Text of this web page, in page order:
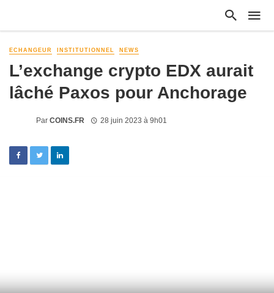
ECHANGEUR INSTITUTIONNEL NEWS
L’exchange crypto EDX aurait
lâché Paxos pour Anchorage
Par COINS.FR 28 juin 2023 à 9h01